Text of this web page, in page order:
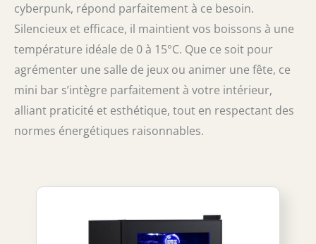
cyberpunk, répond parfaitement à ce besoin.
Silencieux et efficace, il maintient vos boissons à une
température idéale de 0 à 15°C. Que ce soit pour
agrémenter une salle de jeux ou animer une fête, ce
mini bar s’intègre parfaitement à votre intérieur,
alliant praticité et esthétique, tout en respectant des
normes énergétiques raisonnables.